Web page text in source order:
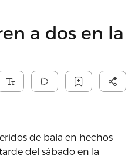
a dos en la
de bala en hechos
del sábado en la